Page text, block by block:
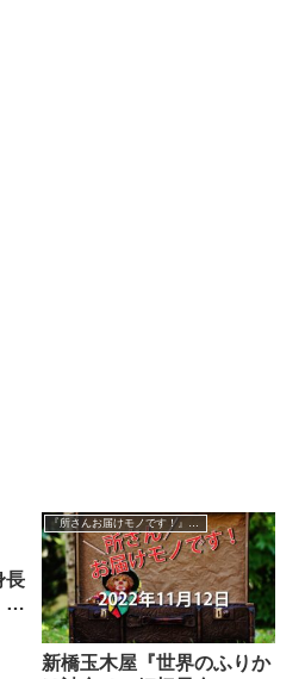
長
『所さんお届けモノです！』過去の紹介品
新橋玉木屋『世界のふりか